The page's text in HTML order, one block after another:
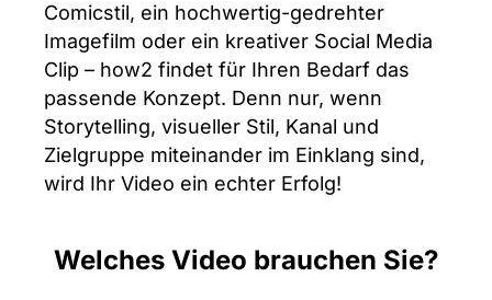
Comicstil, ein hochwertig-gedrehter
Imagefilm oder ein kreativer Social Media
Clip – how2 findet für Ihren Bedarf das
passende Konzept. Denn nur, wenn
Storytelling, visueller Stil, Kanal und
Zielgruppe miteinander im Einklang sind,
wird Ihr Video ein echter Erfolg!
Welches Video brauchen Sie?